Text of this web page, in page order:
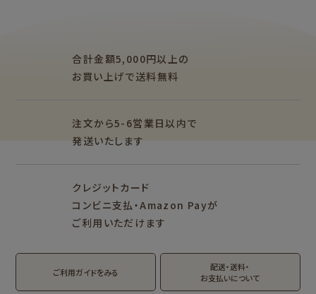
カード・ポストカー
ド
もっと見る
クリエイター別
mizutama
M5 M6
その他
サンリオキャラクタ
ーズ
おやつパーティ
トビマツショウイチ
ロウ
トコロコムギ
アルプスの少女ハイ
ジ
おりがみ
翠 sui の商品を見る 結々 yuiyui の商品を見る
合計金額5,000円以上の
お買い上げで送料無料
注文から5-6営業日以内で
発送いたします
クレジットカード
コンビニ支払・Amazon Payが
ご利用いただけます
ご利用ガイドをみる
配送・送料・
お支払いについて